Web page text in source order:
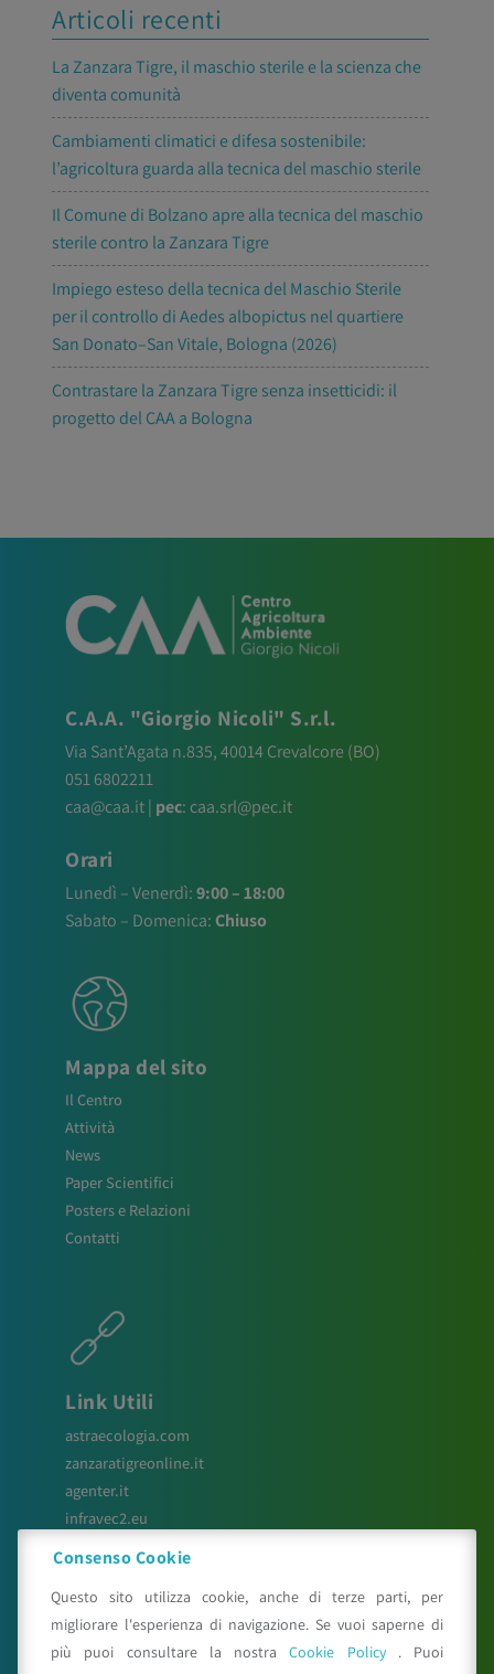
Articoli recenti
La Zanzara Tigre, il maschio sterile e la scienza che
diventa comunità
Cambiamenti climatici e difesa sostenibile:
l’agricoltura guarda alla tecnica del maschio sterile
Il Comune di Bolzano apre alla tecnica del maschio
sterile contro la Zanzara Tigre
Impiego esteso della tecnica del Maschio Sterile
per il controllo di Aedes albopictus nel quartiere
San Donato–San Vitale, Bologna (2026)
Contrastare la Zanzara Tigre senza insetticidi: il
progetto del CAA a Bologna
C.A.A. "Giorgio Nicoli" S.r.l.
Via Sant’Agata n.835,40014Crevalcore(BO)
051 6802211
caa@caa.it| pec: caa.srl@pec.it
Orari
Lunedì – Venerdì:9:00 – 18:00
Sabato – Domenica: Chiuso
Mappa del sito
Il Centro
Attività
News
Paper Scientifici
Posters e Relazioni
Contatti
Link Utili
astraecologia.com
zanzaratigreonline.it
agenter.it
infravec2.eu
meteosystem.com
Consenso Cookie
Questo sito utilizza cookie, anche di terze parti, per
migliorare l'esperienza di navigazione. Se vuoi saperne di
più puoi consultare la nostraCookie Policy . Puoi